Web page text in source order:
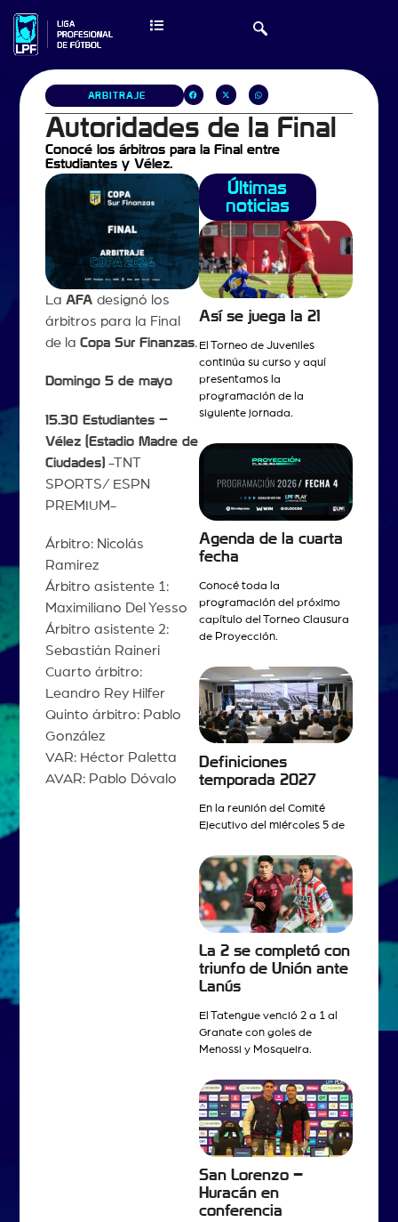
ARBITRAJE
Autoridades de la Final
Conocé los árbitros para la Final entre
Estudiantes y Vélez.
La AFA designó los
árbitros para la Final
de la Copa Sur Finanzas.
Domingo 5 de mayo
15.30 Estudiantes –
Vélez (Estadio Madre de
Ciudades)-TNT
SPORTS/ ESPN
PREMIUM-
Árbitro: Nicolás
Ramirez
Árbitro asistente 1:
Maximiliano Del Yesso
Árbitro asistente 2:
Sebastián Raineri
Cuarto árbitro:
Leandro Rey Hilfer
Quinto árbitro: Pablo
González
VAR: Héctor Paletta
AVAR: Pablo Dóvalo
Últimas
noticias
Así se juega la 21
El Torneo de Juveniles
continúa su curso y aquí
presentamos la
programación de la
siguiente jornada.
Agenda de la cuarta
fecha
Conocé toda la
programación del próximo
capítulo del Torneo Clausura
de Proyección.
Definiciones
temporada 2027
En la reunión del Comité
Ejecutivo del miércoles 5 de
La 2 se completó con
triunfo de Unión ante
Lanús
El Tatengue venció 2 a 1 al
Granate con goles de
Menossi y Mosqueira.
San Lorenzo –
Huracán en
conferencia